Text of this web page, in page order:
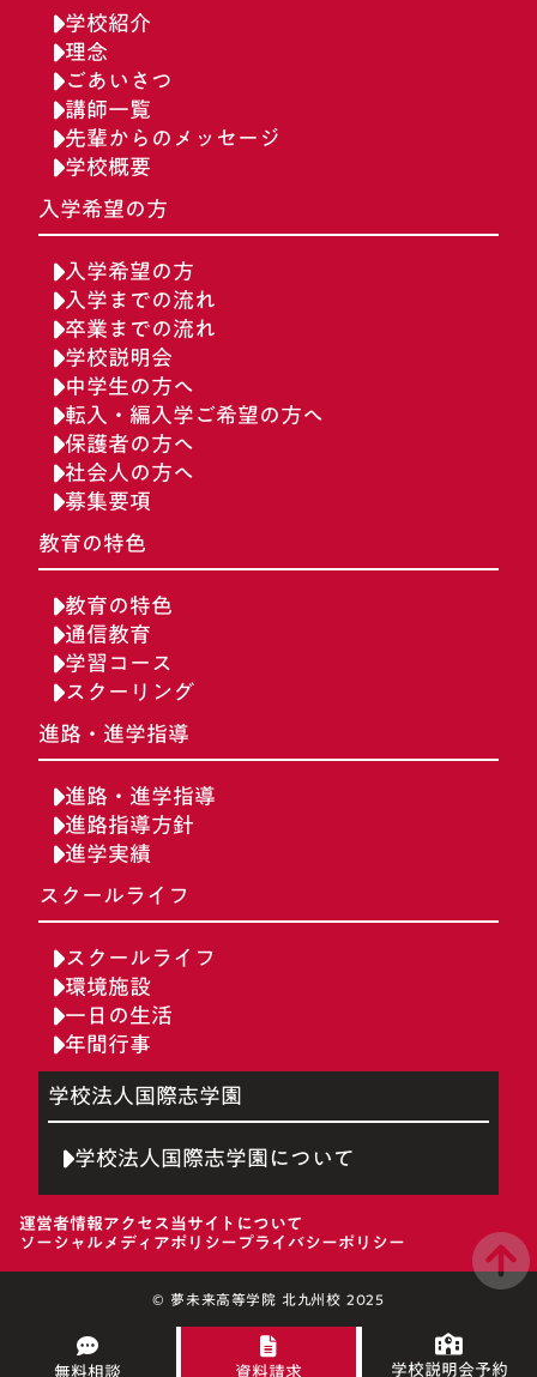
学校紹介
理念
ごあいさつ
講師一覧
先輩からのメッセージ
学校概要
入学希望の方
入学希望の方
入学までの流れ
卒業までの流れ
学校説明会
中学生の方へ
転入・編入学ご希望の方へ
保護者の方へ
社会人の方へ
募集要項
教育の特色
教育の特色
通信教育
学習コース
スクーリング
進路・進学指導
進路・進学指導
進路指導方針
進学実績
スクールライフ
スクールライフ
環境施設
一日の生活
年間行事
学校法人国際志学園
学校法人国際志学園について
運営者情報アクセス当サイトについて
ソーシャルメディアポリシープライバシーポリシー
© 夢未来高等学院 北九州校 2025
学校説明会予約